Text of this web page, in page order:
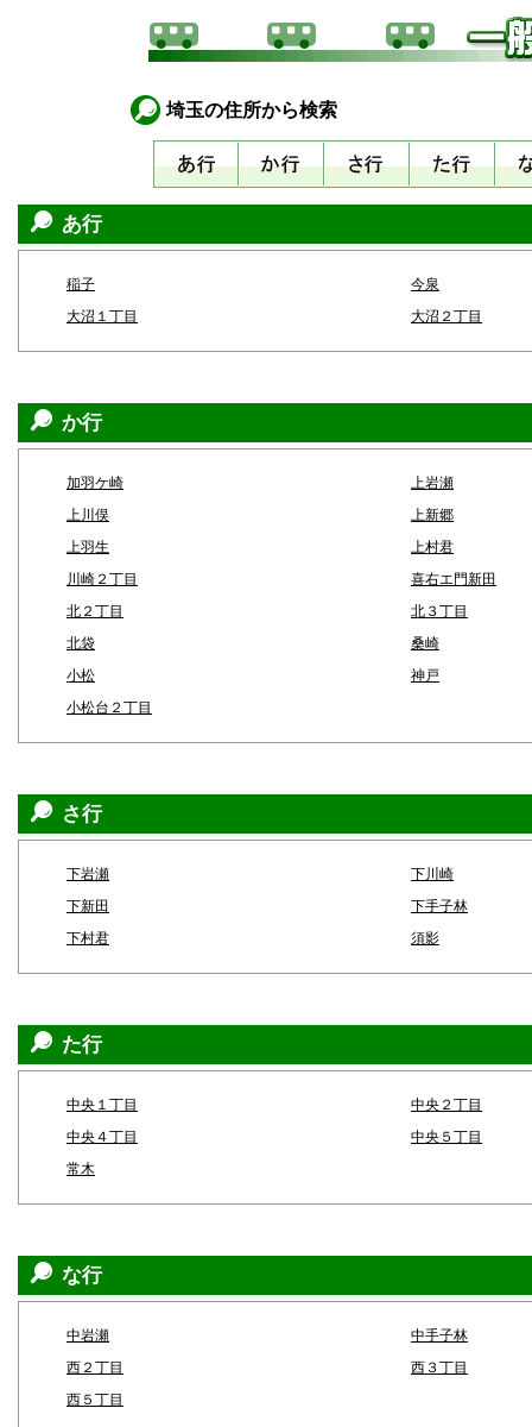
埼玉の住所から検索
あ行
稲子
今泉
大沼１丁目
大沼２丁目
か行
加羽ケ崎
上岩瀬
上川俣
上新郷
上羽生
上村君
川崎２丁目
喜右エ門新田
北２丁目
北３丁目
北袋
桑崎
小松
神戸
小松台２丁目
さ行
下岩瀬
下川崎
下新田
下手子林
下村君
須影
た行
中央１丁目
中央２丁目
中央４丁目
中央５丁目
常木
な行
中岩瀬
中手子林
西２丁目
西３丁目
西５丁目